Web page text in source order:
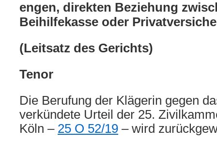
engen, direkten Beziehung
Beihilfekasse oder
(Leitsatz des Gerichts)
Tenor
Die Berufung der Klägerin gegen
verkündete Urteil der 25.
Köln – 25 O 52/19 – wird